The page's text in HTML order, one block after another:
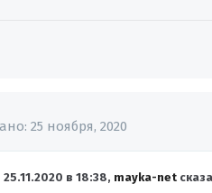
25 ноября, 2020
25.11.2020 в 18:38, mayka-net